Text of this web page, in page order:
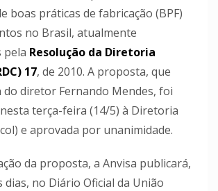
boas práticas de fabricação (BPF)
no Brasil, atualmente
pela Resolução da Diretoria
17, de 2010. A proposta, que
diretor Fernando Mendes, foi
terça-feira (14/5) à Diretoria
e aprovada por unanimidade.
da proposta, a Anvisa publicará,
no Diário Oficial da União